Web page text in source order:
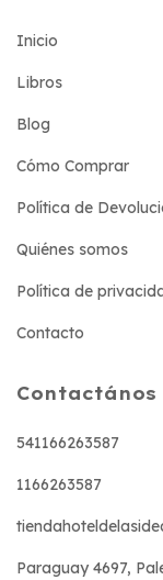
Inicio
Libros
Blog
Cómo Comprar
Política de
Quiénes somos
Política de
Contacto
Contactános
541166263587
1166263587
Paraguay 4697,